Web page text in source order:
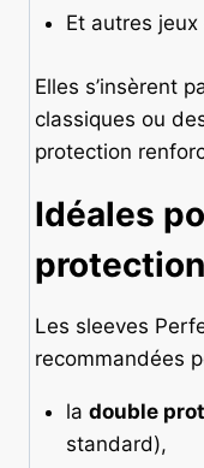
Et autres
Elles s’insèrent
classiques ou
protection
Idéales
protection
Les sleeves
recommandées
la double
standard),